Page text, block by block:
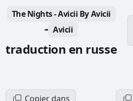
The Nights - Avicii By Avicii
- Avicii
traduction en russe
Copier dans